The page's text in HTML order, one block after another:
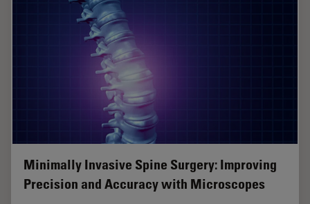
Minimally Invasive Spine Surgery: Improving
Precision and Accuracy with Microscopes